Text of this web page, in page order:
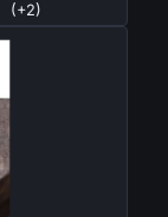
(+2)